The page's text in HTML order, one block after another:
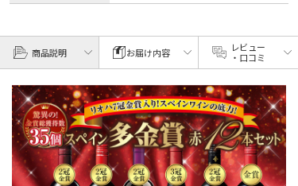
商品説明 お届け内容
レビュー
・口コミ